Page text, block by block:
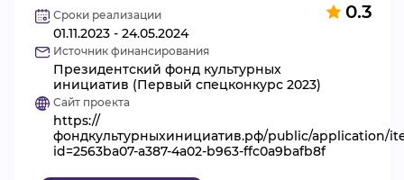
ВИДЕОКУРСЫ
0.3
Сроки реализации
01.11.2023 - 24.05.2024
Источник финансирования
Президентский фонд культурных
инициатив (Первый спецконкурс 2023)
Сайт проекта
https://
фондкультурныхинициатив.рф/public/application/
id=2563ba07-a387-4a02-b963-ffc0a9bafb8f